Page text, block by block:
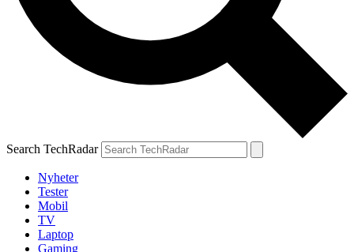
Search TechRadar
Nyheter
Tester
Mobil
TV
Laptop
Gaming